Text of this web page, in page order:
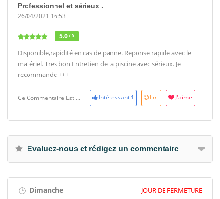
Professionnel et sérieux .
26/04/2021 16:53
5.0/ 5
Disponible,rapidité en cas de panne. Reponse rapide avec le
matériel. Tres bon Entretien de la piscine avec sérieux. Je
recommande +++
Ce Commentaire Est ... Intéressant1 Lol J'aime
Evaluez-nous et rédigez un commentaire
Dimanche JOUR DE FERMETURE